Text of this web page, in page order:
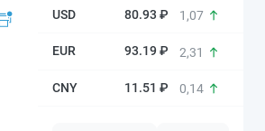
80.93 ₽ 1,07
93.19 ₽ 2,31
11.51 ₽ 0,14